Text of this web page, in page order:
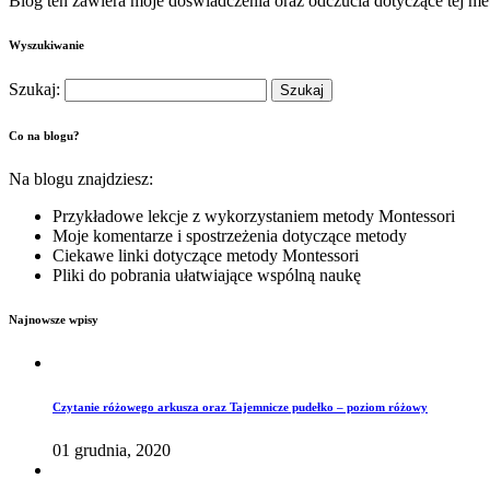
Wyszukiwanie
Szukaj:
Co na blogu?
Na blogu znajdziesz:
Przykładowe lekcje z wykorzystaniem metody Montessori
Moje komentarze i spostrzeżenia dotyczące metody
Ciekawe linki dotyczące metody Montessori
Pliki do pobrania ułatwiające wspólną naukę
Najnowsze wpisy
Czytanie różowego arkusza oraz Tajemnicze pudełko – poziom różowy
01 grudnia, 2020